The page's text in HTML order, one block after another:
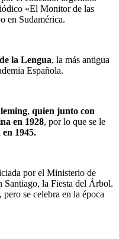
«El Monitor de las
en Sudamérica.
la Lengua, la más antigua
Española.
, quien junto con
en 1928, por lo que se le
1945.
por el Ministerio de
Santiago, la Fiesta del Árbol.
se celebra en la época